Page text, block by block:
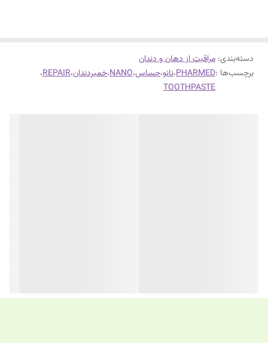
دسته‌بندی: مراقبت از دهان و دندان
برچسب‌ها :PHARMED،نانو،حساس،NANO،خمیردندان،REPAIR،
TOOTHPASTE